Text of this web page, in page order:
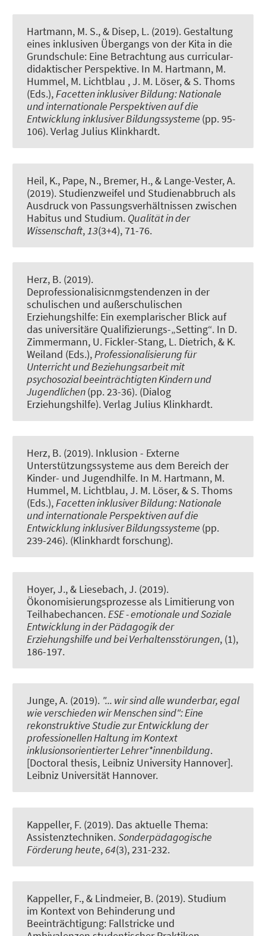
Hartmann, M. S., & Disep, L. (2019). Gestaltung
eines inklusiven Übergangs von der Kita in die
Grundschule: Eine Betrachtung aus curricular-
didaktischer Perspektive. In M. Hartmann, M.
Hummel, M. Lichtblau , J. M. Löser, & S. Thoms
(Eds.),Facetten inklusiver Bildung: Nationale
und internationale Perspektiven auf die
Entwicklung inklusiver Bildungssysteme (pp. 95-
106). Verlag Julius Klinkhardt.
Heil, K., Pape, N., Bremer, H., & Lange-Vester, A.
(2019). Studienzweifel und Studienabbruch als
Ausdruck von Passungsverhältnissen zwischen
Habitus und Studium. Qualität in der
Wissenschaft,13(3+4), 71-76.
Herz, B. (2019).
Deprofessionalisicnmgstendenzen in der
schulischen und außerschulischen
Erziehungshilfe: Ein exemplarischer Blick auf
das universitäre Qualifizierungs-„Setting“. In D.
Zimmermann, U. Fickler-Stang, L. Dietrich, & K.
Weiland (Eds.),Professionalisierung für
Unterricht und Beziehungsarbeit mit
psychosozial beeinträchtigten Kindern und
Jugendlichen(pp. 23-36). (Dialog
Erziehungshilfe). Verlag Julius Klinkhardt.
Herz, B. (2019). Inklusion - Externe
Unterstützungssysteme aus dem Bereich der
Kinder- und Jugendhilfe. In M. Hartmann, M.
Hummel, M. Lichtblau, J. M. Löser, & S. Thoms
(Eds.),Facetten inklusiver Bildung: Nationale
und internationale Perspektiven auf die
Entwicklung inklusiver Bildungssysteme (pp.
239-246). (Klinkhardt forschung).
Hoyer, J., & Liesebach, J. (2019).
Ökonomisierungsprozesse als Limitierung von
Teilhabechancen.ESE - emotionale und Soziale
Entwicklung in der Pädagogik der
Erziehungshilfe und bei Verhaltensstörungen, (1),
186-197.
Junge, A. (2019). "... wir sind alle wunderbar, egal
wie verschieden wir Menschen sind": Eine
rekonstruktive Studie zur Entwicklung der
professionellen Haltung im Kontext
inklusionsorientierter Lehrer*innenbildung.
[Doctoral thesis, Leibniz University Hannover].
Leibniz Universität Hannover.
Kappeller, F. (2019). Das aktuelle Thema:
Assistenztechniken.Sonderpädagogische
Förderung heute, 64(3), 231-232.
Kappeller, F., & Lindmeier, B. (2019). Studium
im Kontext von Behinderung und
Beeinträchtigung: Fallstricke und